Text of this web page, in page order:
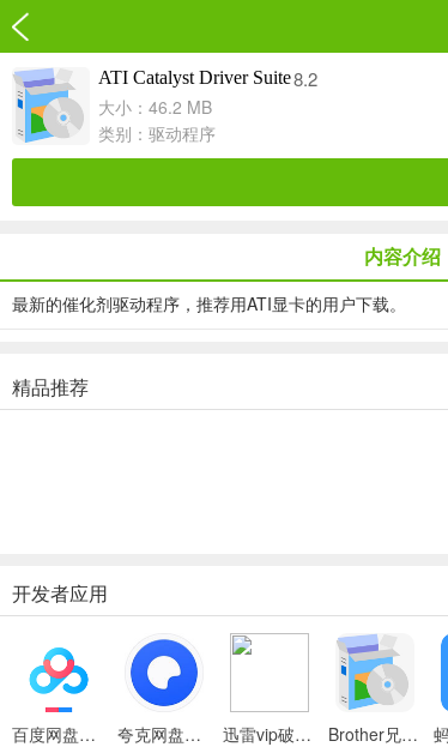
ATI Catalyst Driver Suite8.2
大小：46.2 MB
类别： 驱动程序
内容介绍
最新的催化剂驱动程序，推荐用ATI显卡的用户下载。
精品推荐
开发者应用
百度网盘绿色免安装Pc电脑版 夸克网盘官方正式版 迅雷vip破解版永久会员2024版 Brother兄弟 MFC-8480DN多功能一体机ISIS驱动